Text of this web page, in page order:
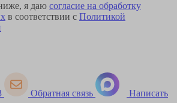
я даю согласие на обработку
в соответствии с Политикой
Обратная связь Написать